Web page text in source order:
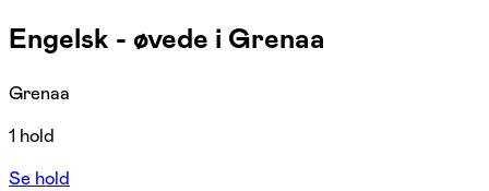
Engelsk - øvede i Grenaa
Grenaa
1 hold
Se hold